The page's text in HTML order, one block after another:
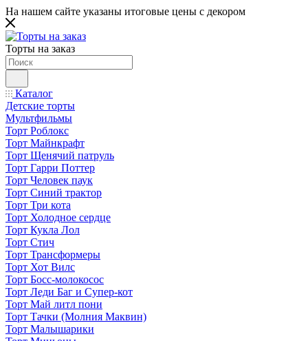
На нашем сайте указаны итоговые цены с декором
Торты на заказ
Каталог
Детские торты
Мультфильмы
Торт Роблокс
Торт Майнкрафт
Торт Щенячий патруль
Торт Гарри Поттер
Торт Человек паук
Торт Синий трактор
Торт Три кота
Торт Холодное сердце
Торт Кукла Лол
Торт Стич
Торт Трансформеры
Торт Хот Вилс
Торт Босс-молокосос
Торт Леди Баг и Супер-кот
Торт Май литл пони
Торт Тачки (Молния Маквин)
Торт Малышарики